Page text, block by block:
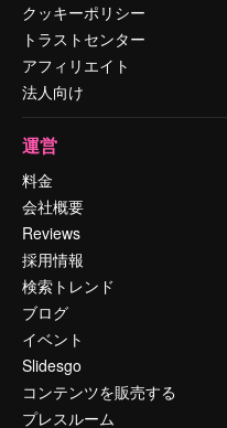
クッキーポリシー
トラストセンター
アフィリエイト
法人向け
運営
料金
会社概要
Reviews
採用情報
検索トレンド
ブログ
イベント
Slidesgo
コンテンツを販売する
プレスルーム